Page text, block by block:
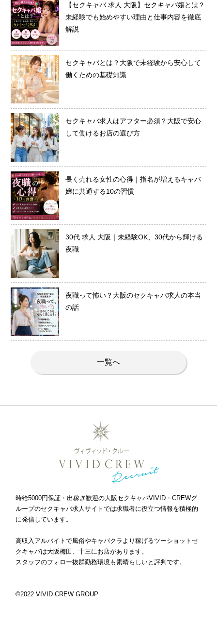
【セクキャバ 求人 大阪】セクキャバ嬢とは？
未経験でも始めやすい理由と仕事内容を徹底
解説
セクキャバとは？大阪で未経験から安心して
働くための基礎知識
セクキャバ求人はアフター必須？大阪で安心
して働けるお店の選び方
長く売れる女性の心得｜指名が増えるキャバ
嬢に共通する10の習慣
30代 求人 大阪｜未経験OK、30代から輝ける
夜職
夜職って怖い？大阪のセクキャバ求人の本当
の話
一覧へ
時給5000円保証・出稼ぎ歓迎の大阪セクキャバVIVID・CREWグ
ループのセクキャバ求人サイトでは求職者に役立つ情報を積極的
に発信しています。
高収入アルバイトで風俗やキャバクラより稼げるツーショットセ
クキャバは大阪梅田、十三にお店があります。
スタッフのフォロー抜群勤務環境も素晴らしいと評判です。
©2022 VIVID CREW GROUP